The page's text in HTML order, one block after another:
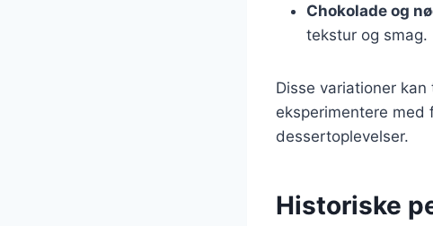
Chokolade og
tekstur og smag.
Disse variationer
eksperimentere
dessertoplevelser.
Historiske